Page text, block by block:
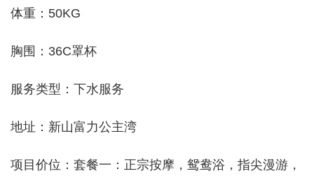
体重：50KG
胸围：36C罩杯
服务类型：下水服务
地址：新山富力公主湾
项目价位：套餐一：正宗按摩，鸳鸯浴，指尖漫游，